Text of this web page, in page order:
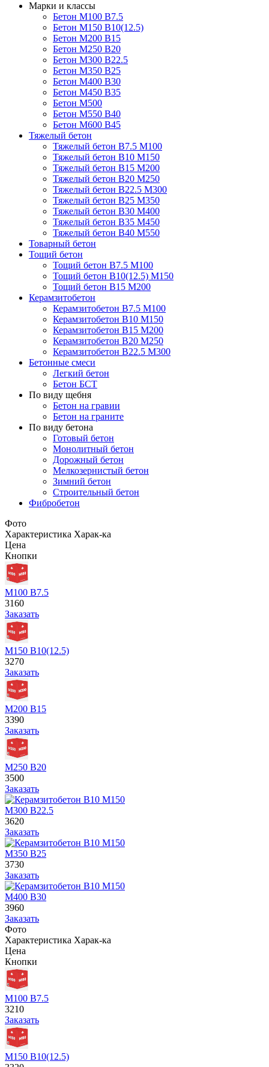
Марки и классы
Бетон М100 В7.5
Бетон М150 В10(12.5)
Бетон М200 В15
Бетон М250 В20
Бетон М300 В22.5
Бетон М350 В25
Бетон М400 В30
Бетон М450 В35
Бетон М500
Бетон М550 В40
Бетон М600 В45
Тяжелый бетон
Тяжелый бетон В7.5 М100
Тяжелый бетон В10 М150
Тяжелый бетон В15 М200
Тяжелый бетон В20 М250
Тяжелый бетон В22.5 М300
Тяжелый бетон В25 М350
Тяжелый бетон В30 М400
Тяжелый бетон В35 М450
Тяжелый бетон В40 М550
Товарный бетон
Тощий бетон
Тощий бетон В7.5 М100
Тощий бетон В10(12.5) М150
Тощий бетон В15 М200
Керамзитобетон
Керамзитобетон В7.5 М100
Керамзитобетон В10 М150
Керамзитобетон В15 М200
Керамзитобетон В20 М250
Керамзитобетон В22.5 М300
Бетонные смеси
Легкий бетон
Бетон БСТ
По виду щебня
Бетон на гравии
Бетон на граните
По виду бетона
Готовый бетон
Монолитный бетон
Дорожный бетон
Мелкозернистый бетон
Зимний бетон
Строительный бетон
Фибробетон
Фото
Характеристика Харак-ка
Цена
Кнопки
М100 В7.5
3160
Заказать
М150 В10(12.5)
3270
Заказать
М200 В15
3390
Заказать
М250 В20
3500
Заказать
М300 В22.5
3620
Заказать
М350 В25
3730
Заказать
М400 В30
3960
Заказать
Фото
Характеристика Харак-ка
Цена
Кнопки
М100 В7.5
3210
Заказать
М150 В10(12.5)